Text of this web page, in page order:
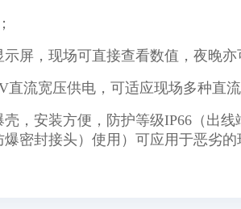
屏，现场可直接查看数值，夜晚亦
直流宽压供电，可适应现场多种直流
，安装方便，防护等级IP66（出
密封接头）使用）可应用于恶劣的